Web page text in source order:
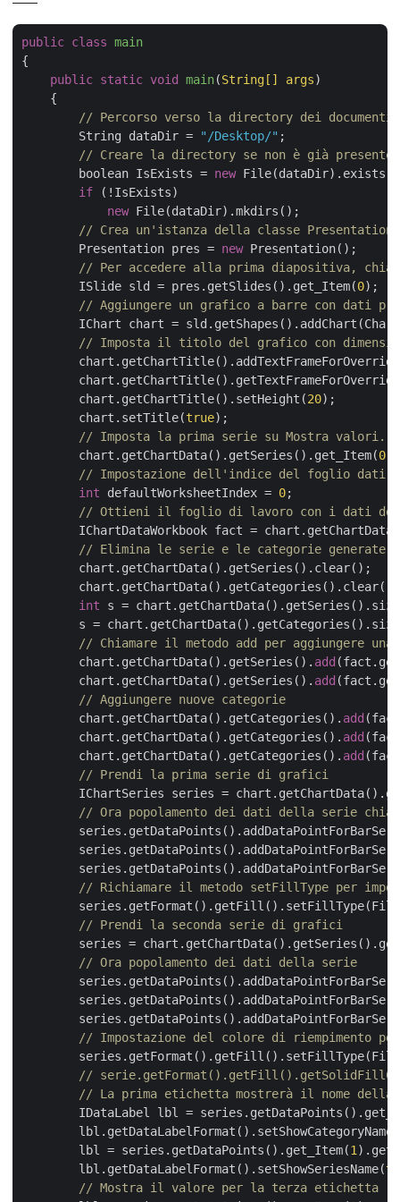
public class main
{
public static void main(String[] args)
    {
// Percorso verso la directory dei documenti.
        String dataDir =
"/Desktop/" ;
// Creare la directory se non è già presente.
        boolean IsExists =
new
if (!IsExists)
new File(dataDir).mkdirs();
// Crea un'istanza della classe
        Presentation pres =
new Presentation();
// Per accedere alla prima diapositiva,
        ISlide sld = pres.getSlides().get_Item(
0);
// Aggiungere un grafico a barre con dati
IChart chart =
// Imposta il titolo del grafico con
        chart.getChartTitle().setHeight(
20);
        chart.setTitle(
true);
// Imposta la prima serie su Mostra valori.
        chart.getChartData().getSeries().get_Item(
0
// Impostazione dell'indice del foglio dati
int defaultWorksheetIndex = 0;
// Ottieni il foglio di lavoro con i dati del
IChartDataWorkbook fact =
// Elimina le serie e le categorie generate
        chart.getChartData().getSeries().clear();
        chart.getChartData().getCategories().clear();
int s =
s =
// Chiamare il metodo add per aggiungere
        chart.getChartData().getSeries().
add
        chart.getChartData().getSeries().
add
// Aggiungere nuove categorie
        chart.getChartData().getCategories().
add
        chart.getChartData().getCategories().
add
        chart.getChartData().getCategories().
add
// Prendi la prima serie di grafici
IChartSeries series =
// Ora popolamento dei dati della serie
// Richiamare il metodo setFillType per
// Prendi la seconda serie di grafici
series =
// Ora popolamento dei dati della serie
// Impostazione del colore di riempimento
//
// La prima etichetta mostrerà il nome della
IDataLabel lbl =
        lbl.getDataLabelFormat().setShowCategoryName(
        lbl = series.getDataPoints().get_Item(
1
        lbl.getDataLabelFormat().setShowSeriesName(
// Mostra il valore per la terza etichetta